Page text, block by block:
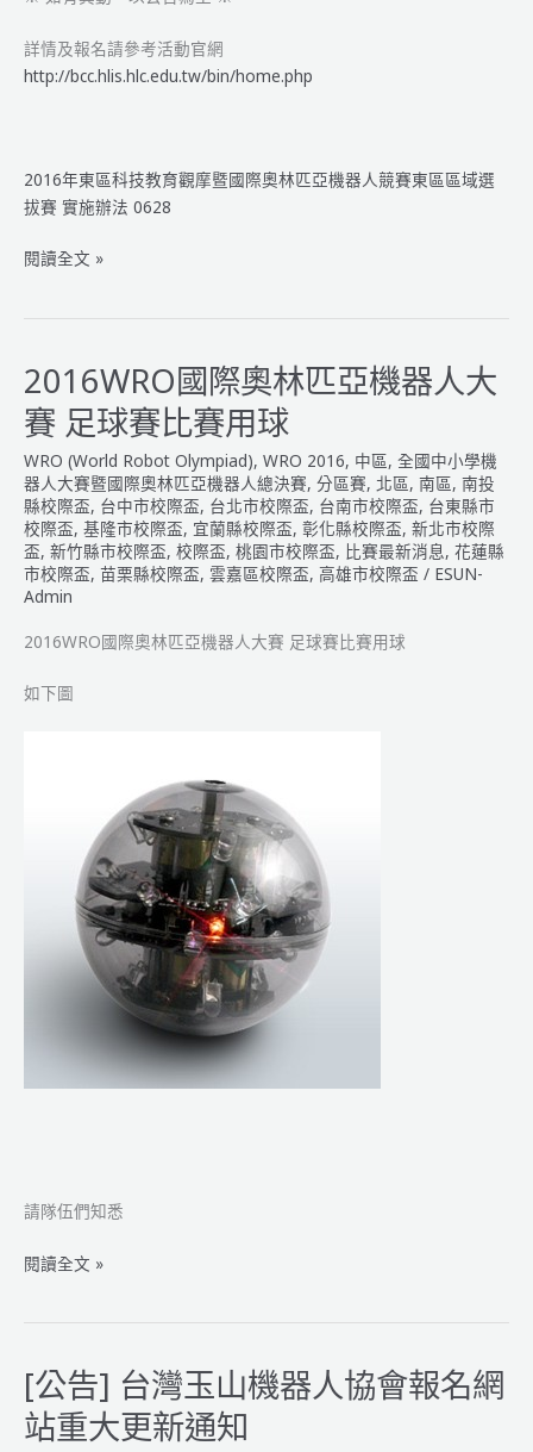
詳情及報名請參考活動官網
http://bcc.hlis.hlc.edu.tw/bin/home.php
2016年東區科技教育觀摩暨國際奧林匹亞機器人競賽東區區域選
拔賽 實施辦法 0628
2016
科
技
教
觀
摩
暨
國
際
林
亞
閱讀全文 »
2016WRO國際奧林匹亞機器人大
賽 足球賽比賽用球
WRO (World Robot Olympiad), WRO 2016, 中區, 全國中小學機
器人大賽暨國際奧林匹亞機器人總決賽, 分區賽, 北區, 南區, 南投
縣校際盃, 台中市校際盃, 台北市校際盃, 台南市校際盃, 台東縣市
校際盃, 基隆市校際盃, 宜蘭縣校際盃, 彰化縣校際盃, 新北市校際
盃, 新竹縣市校際盃, 校際盃, 桃園市校際盃, 比賽最新消息, 花蓮縣
市校際盃, 苗栗縣校際盃, 雲嘉區校際盃, 高雄市校際盃 / ESUN-
Admin
2016WRO國際奧林匹亞機器人大賽 足球賽比賽用球
如下圖
請隊伍們知悉
2016WRO
際
林
匹
亞
閱讀全文 »
[公告] 台灣玉山機器人協會報名網
站重大更新通知